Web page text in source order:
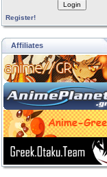
Login
Register!
Affiliates